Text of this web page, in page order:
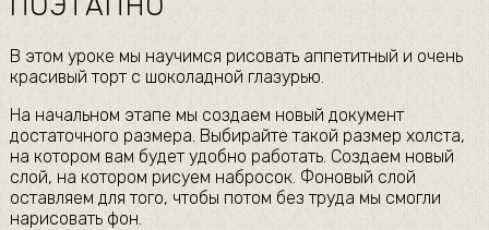
В этом уроке мы научимся рисовать аппетитный и очень
красивый торт с шоколадной глазурью.
На начальном этапе мы создаем новый документ
достаточного размера. Выбирайте такой размер холста,
на котором вам будет удобно работать. Создаем новый
слой, на котором рисуем набросок. Фоновый слой
оставляем для того, чтобы потом без труда мы смогли
нарисовать фон.